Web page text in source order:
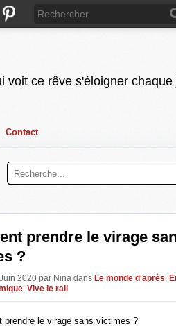
voit ce rêve s'éloigner chaque
Contact
prendre le virage
?
2020 par Nina dans Le monde d'après,
, Vive le rail